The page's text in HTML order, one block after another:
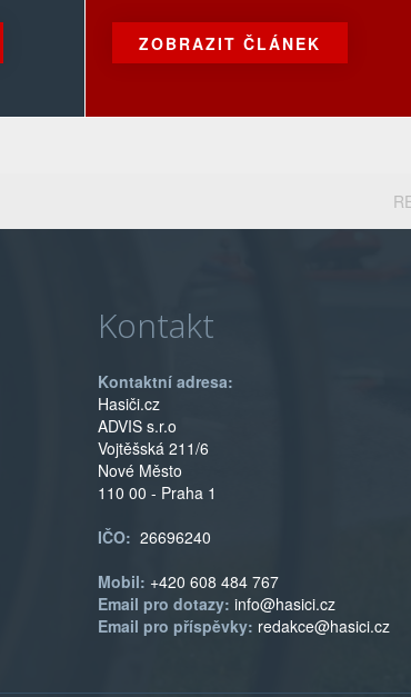
ZOBRAZIT ČLÁNEK
Kontakt
Kontaktní adresa:
Hasiči.cz
ADVIS s.r.o
Vojtěšská 211/6
Nové Město
110 00 - Praha 1
IČO: 26696240
Mobil: +420 608 484 767
Email pro dotazy: info@hasici.cz
Email pro příspěvky: redakce@hasici.cz